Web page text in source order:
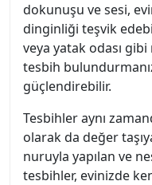
dokunuşu ve sesi,
dinginliği teşvik
veya yatak odası
tesbih
güçlendirebilir.
Tesbihler aynı
olarak da değer
nuruyla yapılan ve
tesbihler, evinizde